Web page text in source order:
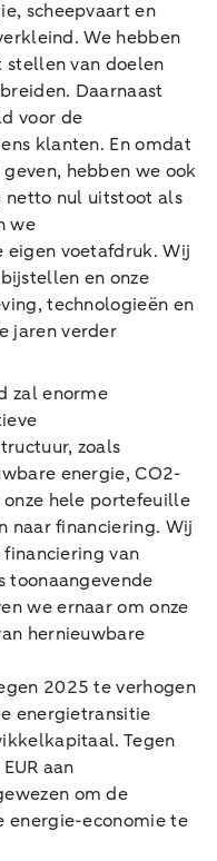
scheepvaart en
We hebben
stellen van doelen
Daarnaast
voor de
klanten. En omdat
hebben we ook
netto nul uitstoot als
we
eigen voetafdruk. Wij
en onze
technologieën en
jaren verder
zal enorme
zoals
energie, CO2-
hele portefeuille
naar financiering. Wij
van
toonaangevende
we ernaar om onze
hernieuwbare
2025 te verhogen
energietransitie
Tegen
aan
om de
energie-economie te